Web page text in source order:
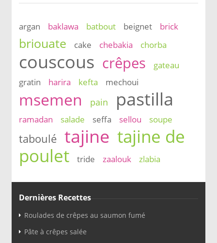
argan baklawa batbout beignet brick
briouate cake chebakia chorba
couscous crêpes
gateau
gratin
harira kefta mechoui
msemen pain pastilla
ramadan salade seffa sellou soupe
taboulé tajine tajine de
poulet
tride zaalouk zlabia
Dernières Recettes
Roulades de crêpes au saumon fumé
Pâte à crêpes salée